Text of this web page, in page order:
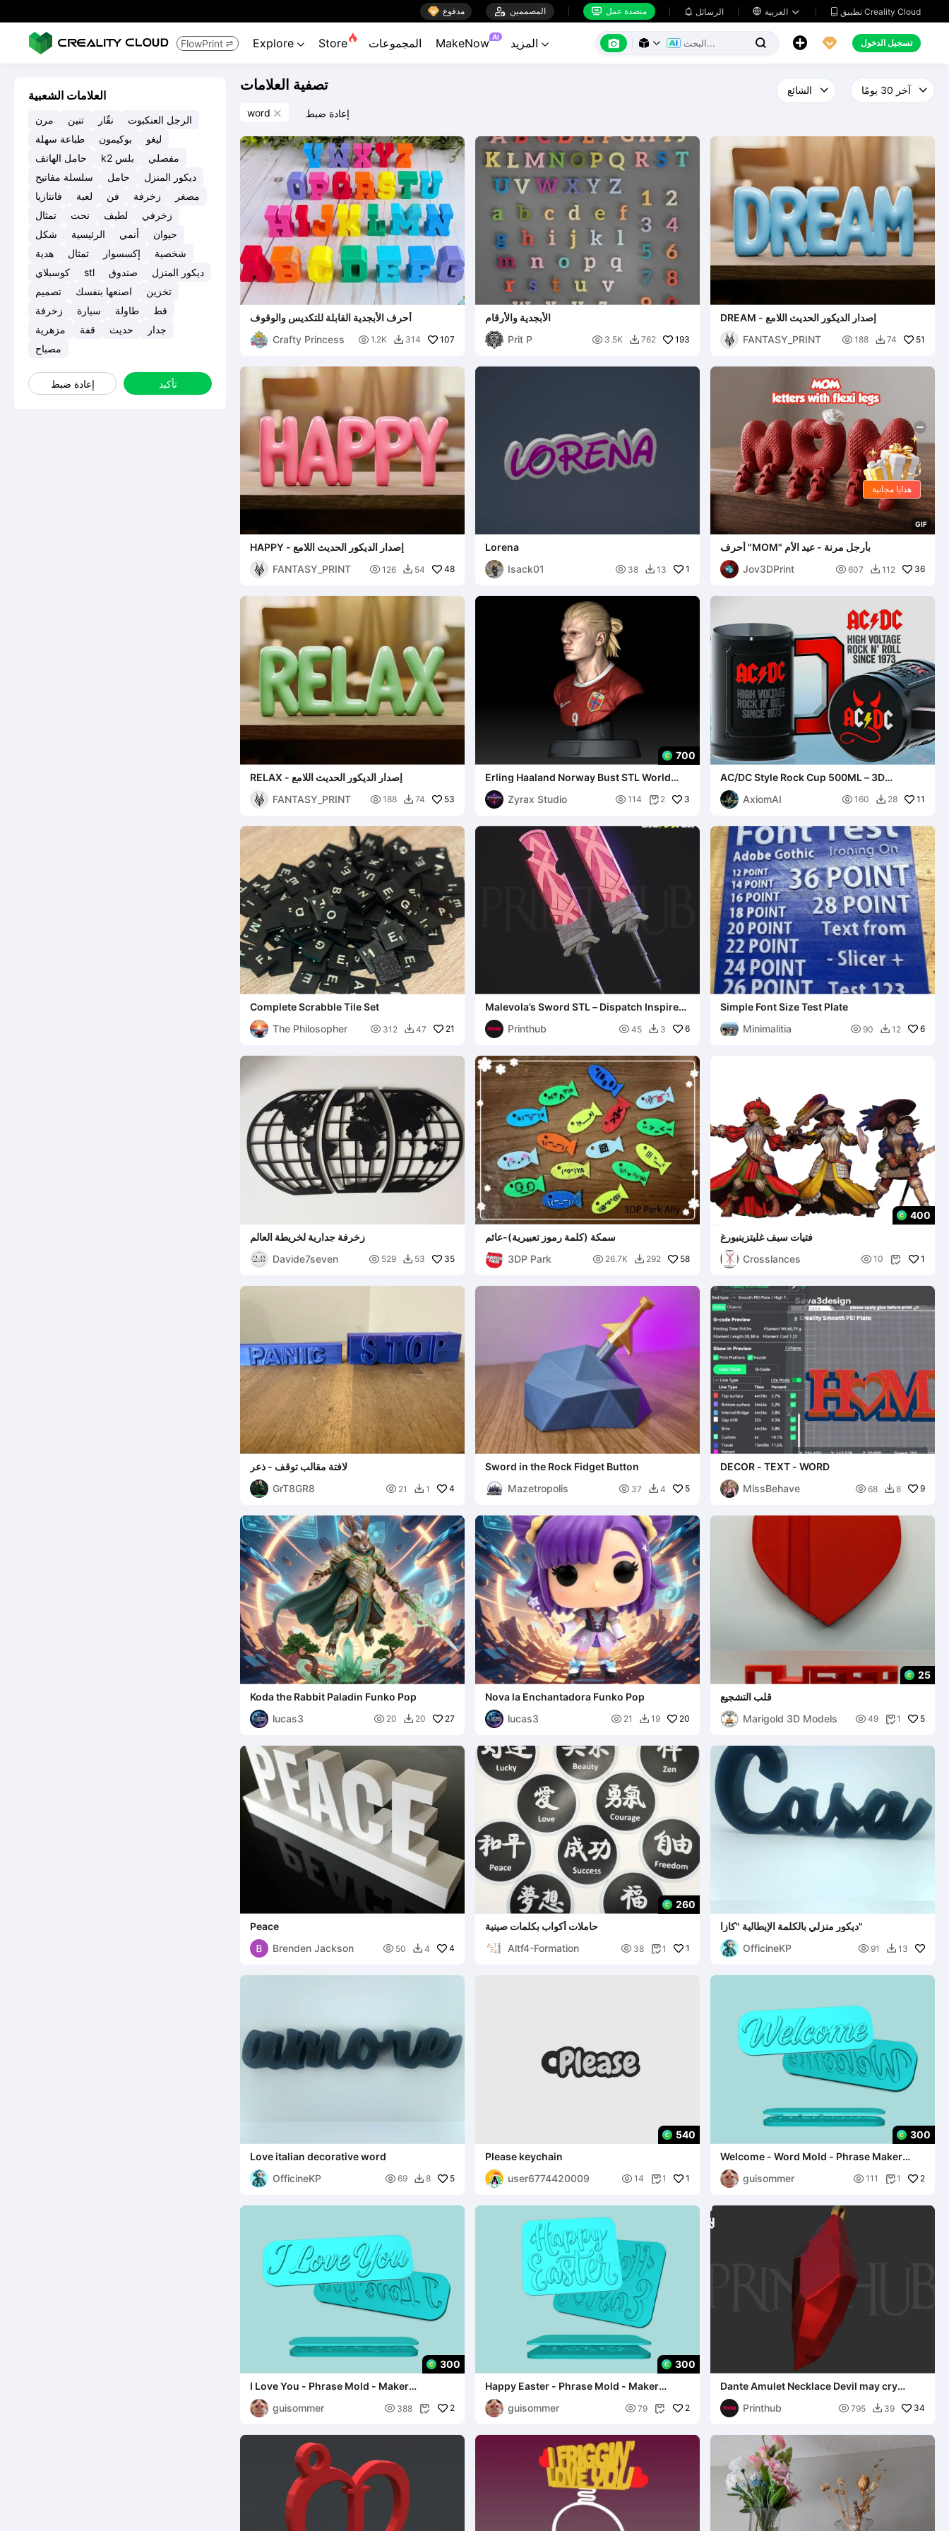
 مدفوع  المصممين  منضدة عمل  الرسائل    تطبيق Creality Cloud
FlowPrint  Explore  Store المجموعات MakeNow AI
       تسجيل الدخول
العلامات الشعبية
مرن تنين نقّار
الرجل العنكبوت
طباعة سهلة
بوكيمون
ليغو
حامل الهاتف
k2 بلس
مفصلي
سلسلة مفاتيح
حامل
ديكور المنزل
فانتازيا
لعبة فن زخرفة
مصغر
تمثال
نحت لطيف
زخرفي
شكل
الرئيسية أنمي
حيوان
هدية
تمثال إكسسوار
شخصية
كوسبلاي
stl صندوق
ديكور المنزل
تصميم
اصنعها بنفسك
تخزين
زخرفة
سيارة طاولة
قط
مزهرية
قفة حديث
جدار
مصباح
إعادة ضبط تأكيد
تصفية العلامات
word  إعادة ضبط
أحرف الأبجدية القابلة للتكديس والوقوف
Crafty Princess
 1.2K  314 107
الأبجدية والأرقام
Prit P
 3.5K  762 193
DREAM - إصدار الديكور الحديث اللامع
FANTASY_PRINT
 188  74 51
HAPPY - إصدار الديكور الحديث اللامع
FANTASY_PRINT
 126  54 48
Lorena
Isack01
 38  13 1
GIF
أحرف "MOM" بأرجل مرنة - عيد الأم
Jov3DPrint
 607  112 36
RELAX - إصدار الديكور الحديث اللامع
FANTASY_PRINT
 188  74 53
700
Erling Haaland Norway Bust STL World
Zyrax Studio
 114  2 3
AC/DC Style Rock Cup 500ML – 3D
Printable Decorative Sleeve
AxiomAI
 160  28 11
Complete Scrabble Tile Set
The Philosopher
 312  47 21
Malevola’s Sword STL – Dispatch Inspired
Cosplay Prop STL
Printhub
 45  3 6
Simple Font Size Test Plate
Minimalitia
 90  12 6
زخرفة جدارية لخريطة العالم
Davide7seven
 529  53 35
سمكة (كلمة رموز تعبيرية)-عائم
3DP Park
 26.7K  292 58
400
فتيات سيف غليتزينبورغ
Crosslances
 10  1
لافتة مقالب توقف - ذعر
GrT8GR8
 21  1 4
Sword in the Rock Fidget Button
Mazetropolis
 37  4 5
DECOR - TEXT - WORD
MissBehave
 68  8 9
Koda the Rabbit Paladin Funko Pop
lucas3
 20  20 27
Nova la Enchantadora Funko Pop
lucas3
 21  19 20
25
قلب التشجيع
Marigold 3D Models
 49 1 5
Peace
Brenden Jackson
 50  4 4
260
حاملات أكواب بكلمات صينية
Altf4-Formation
 38 1 1
ديكور منزلي بالكلمة الإيطالية "كازا"
OfficineKP
 91  13
Love italian decorative word
OfficineKP
 69  8 5
540
Please keychain
user6774420009
 14 1 1
300
Welcome - Word Mold - Phrase Maker
Template
guisommer
 111 1 2
300
I Love You - Phrase Mold - Maker
Template
guisommer
 388  2
300
Happy Easter - Phrase Mold - Maker
Template
guisommer
 79  2
Dante Amulet Necklace Devil may cry
Anime 2025 for cosplay s
Printhub
 795  39 34
هدايا مجانية